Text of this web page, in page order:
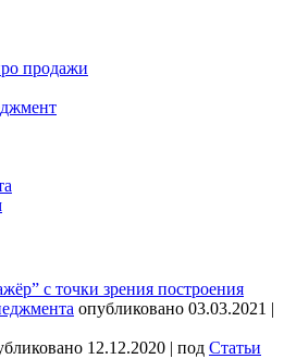
продажи
с точки зрения построения
опубликовано 03.03.2021 |
12.12.2020 | под Статьи